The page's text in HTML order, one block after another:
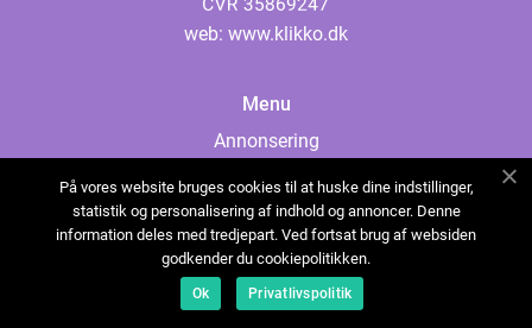
web: www.klikko.dk
Menu
Annonsering
Cookies
Kontakta oss
Sitemap
På vores website bruges cookies til at huske dine indstillinger,
statistik og personalisering af indhold og annoncer. Denne
information deles med tredjepart. Ved fortsat brug af websiden
godkender du cookiepolitikken.
Ok Privatlivspolitik